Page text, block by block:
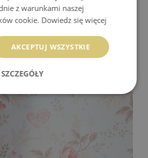
@mo_and_alice
z warunkami naszej
cookie. Dowiedz się więcej
AKCEPTUJ WSZYSTKIE